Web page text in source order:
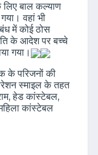
बाल कल्याण
वहां भी
में कोई ठोस
के आदेश पर बच्चे
गया।
के परिजनों की
स्माइल के तहत
हेड कांस्टेबल,
कांस्टेबल